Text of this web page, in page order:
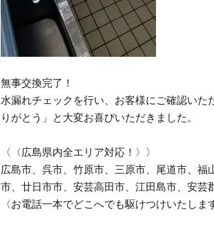
無事交換完了！
水漏れチェックを行い、お客様にご確認い
りがとう」と大変お喜びいただきました。
〈〈広島県内全エリア対応！〉〉
広島市、呉市、竹原市、三原市、尾道市、
市、廿日市市、安芸高田市、江田島市、安芸
〈お電話一本でどこへでも駆けつけいたしま